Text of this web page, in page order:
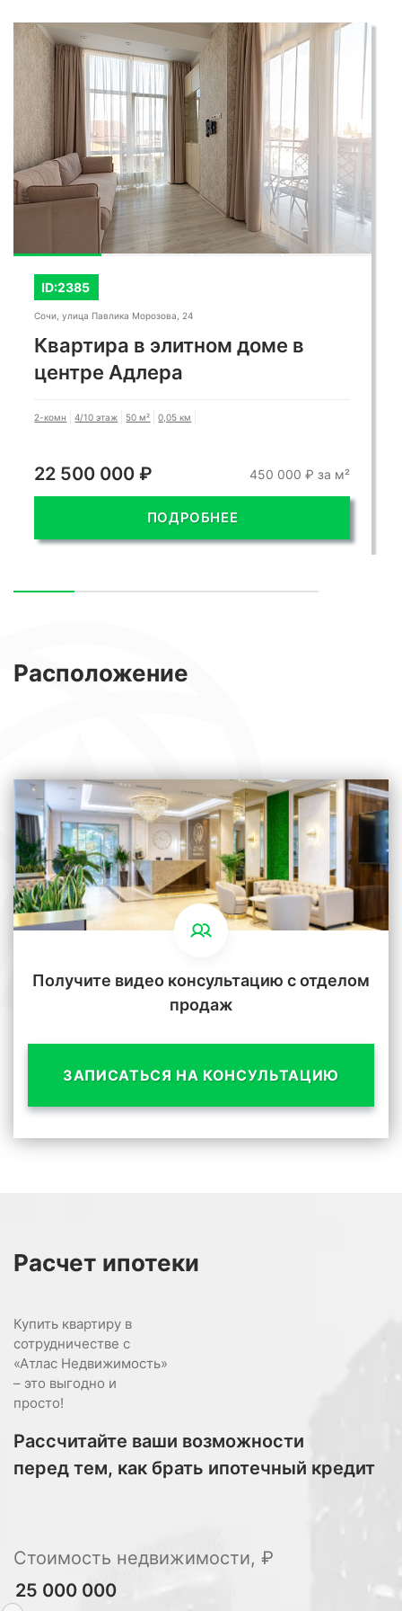
удобствами и великолепным
месторасположением.
ID:2385
Сочи, улица Павлика Морозова, 24
Квартира в элитном доме в
центре Адлера
2-комн 4/10 этаж 50 м² 0,05 км
22 500 000 ₽ 450 000 ₽ за м²
ПОДРОБНЕЕ
Расположение
Получите видео консультацию с отделом
продаж
ЗАПИСАТЬСЯ НА КОНСУЛЬТАЦИЮ
Расчет ипотеки
Купить квартиру в
сотрудничестве с
«Атлас Недвижимость»
– это выгодно и
просто!
Рассчитайте ваши возможности
перед тем, как брать ипотечный кредит
Стоимость недвижимости, ₽